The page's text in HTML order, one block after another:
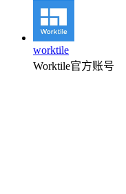
worktile
Worktile官方账号